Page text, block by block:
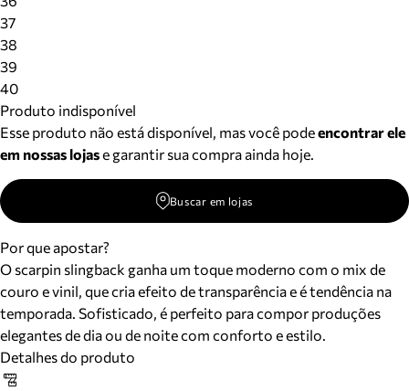
37
38
39
40
Produto indisponível
Esse produto não está disponível, mas você podeencontrar ele
em nossas lojase garantir sua compra ainda hoje.
Buscar em lojas
Por que apostar?
O scarpin slingback ganha um toque moderno com o mix de
couro e vinil, que cria efeito de transparência e é tendência na
temporada. Sofisticado, é perfeito para compor produções
elegantes de dia ou de noite com conforto e estilo.
Detalhes do produto